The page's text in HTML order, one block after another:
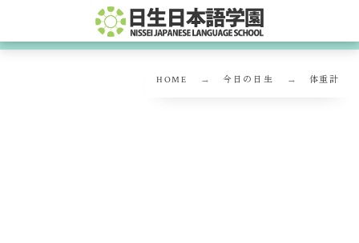
HOME 今日の日生 体重計